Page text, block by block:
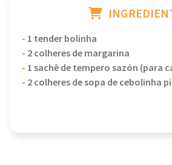
- 1 tender bolinha
- 2 colheres de margarina
- 1 sachê de tempero sazón (para
- 2 colheres de sopa de cebolinha